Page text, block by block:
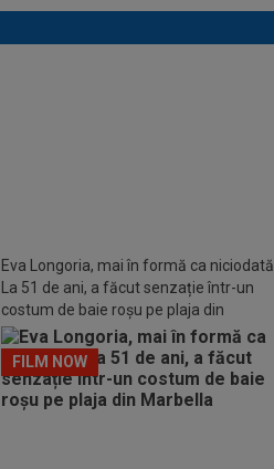
Eva Longoria, mai în formă ca niciodată.
La 51 de ani, a făcut senzație într-un
costum de baie roșu pe plaja din
Marbella
FILM NOW